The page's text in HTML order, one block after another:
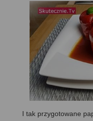
I tak przygotowane